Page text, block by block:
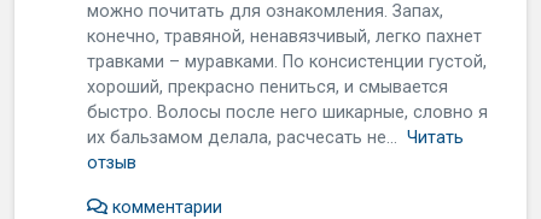
можно почитать для ознакомления. Запах,
конечно, травяной, ненавязчивый, легко пахнет
травками – муравками. По консистенции густой,
хороший, прекрасно пениться, и смывается
быстро. Волосы после него шикарные, словно я
их бальзамом делала, расчесать не...Читать
отзыв
комментарии